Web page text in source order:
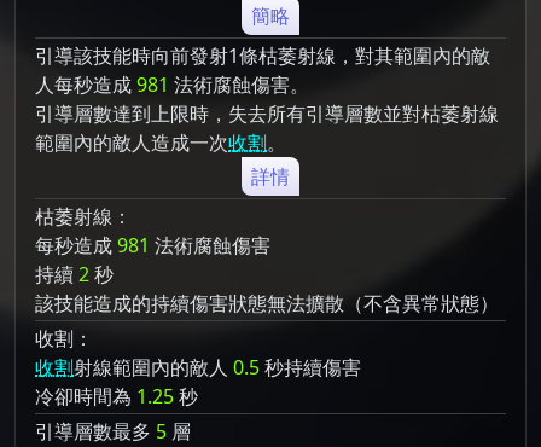
簡略
引導該技能時向前發射1條枯萎射線，對其範圍內的敵
人每秒造成981 法術腐蝕傷害。
引導層數達到上限時，失去所有引導層數並對枯萎射線
範圍內的敵人造成一次收割。
詳情
枯萎射線：
每秒造成981 法術腐蝕傷害
持續2秒
該技能造成的持續傷害狀態無法擴散（不含異常狀態）
收割：
收割射線範圍內的敵人 0.5秒持續傷害
冷卻時間為 1.25秒
引導層數最多 5 層